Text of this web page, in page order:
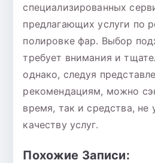
специализированных
предлагающих услуги по
полировке фар. Выбор
требует внимания и
однако, следуя
рекомендациям, можно
время, так и средства, не
качеству услуг.
Похожие Записи: